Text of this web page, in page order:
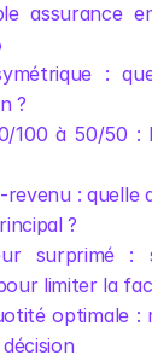
assurance
:
?
100 à 50/50 :
revenu :
?
surprimé :
limiter la
optimale :